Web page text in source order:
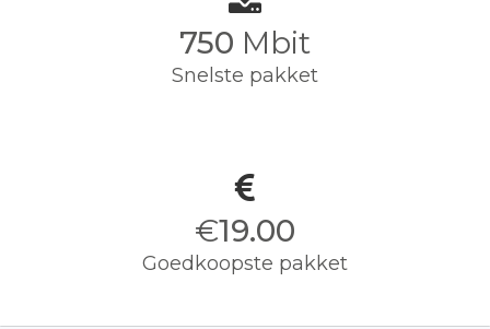
750 Mbit
Snelste pakket
€19.00
Goedkoopste pakket